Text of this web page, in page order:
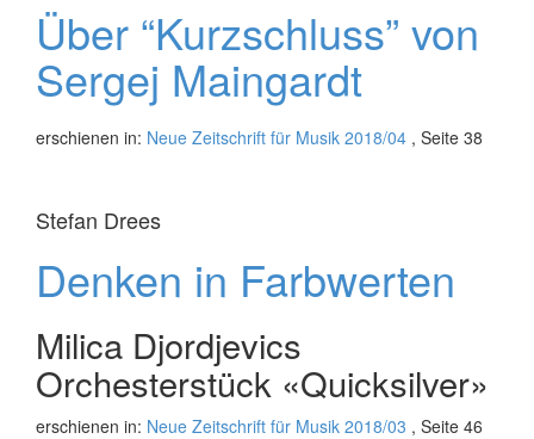
Über “Kurzschluss” von
Sergej Maingardt
erschienen in: Neue Zeitschrift für Musik 2018/04 , Seite 38
Stefan Drees
Denken in Farbwerten
Milica Djordjevics
Orchesterstück «Quicksilver»
erschienen in: Neue Zeitschrift für Musik 2018/03 , Seite 46